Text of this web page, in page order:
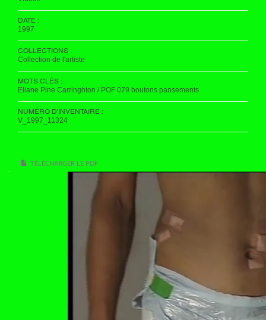
DATE :
1997
COLLECTIONS :
Collection de l'artiste
MOTS CLÉS :
Eliane Pine Carringhton / POF 079 boutons pansements
NUMÉRO D'INVENTAIRE :
V_1997_11324
TÉLÉCHARGER LE PDF